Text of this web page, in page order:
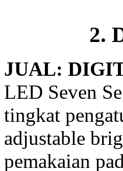
2.
JUAL:
LED Seven
tingkat
adjustable
pemakaian